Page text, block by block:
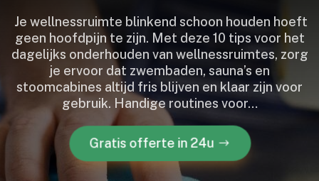
​ Je wellnessruimte blinkend schoon houden hoeft
geen hoofdpijn te zijn.​ Met deze 10 tips voor het
dagelijks onderhouden van wellnessruimtes, zorg
je ervoor dat zwembaden, sauna’s en
stoomcabines altijd fris blijven en klaar zijn voor
gebruik.​ Handige routines voor…
Gratis offerte in 24u